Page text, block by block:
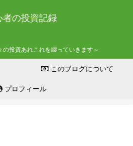
者の投資記録
の投資あれこれを綴っていきます～
このブログについて
プロフィール